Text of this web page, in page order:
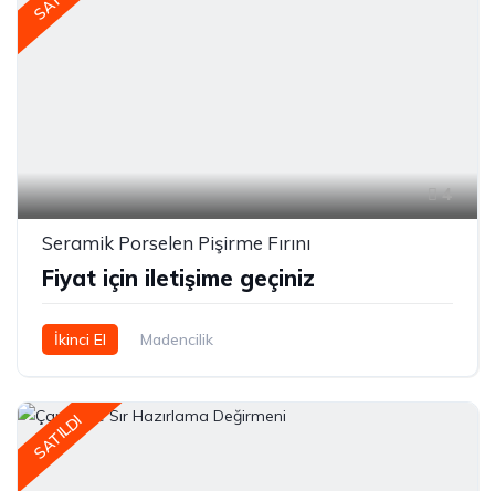
4
Seramik Porselen Pişirme Fırını
Fiyat için iletişime geçiniz
İkinci El Madencilik
SATILDI